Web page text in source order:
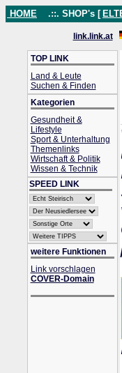
HOME .::. SHOP's [
link.link.at
TOP LINK
Land & Leute
Suchen & Finden
Kategorien
Gesundheit &
Lifestyle
Sport & Unterhaltung
Themenlinks
Wirtschaft & Politik
Wissen & Technik
SPEED LINK
weitere Funktionen
Link vorschlagen
COVER-Domain